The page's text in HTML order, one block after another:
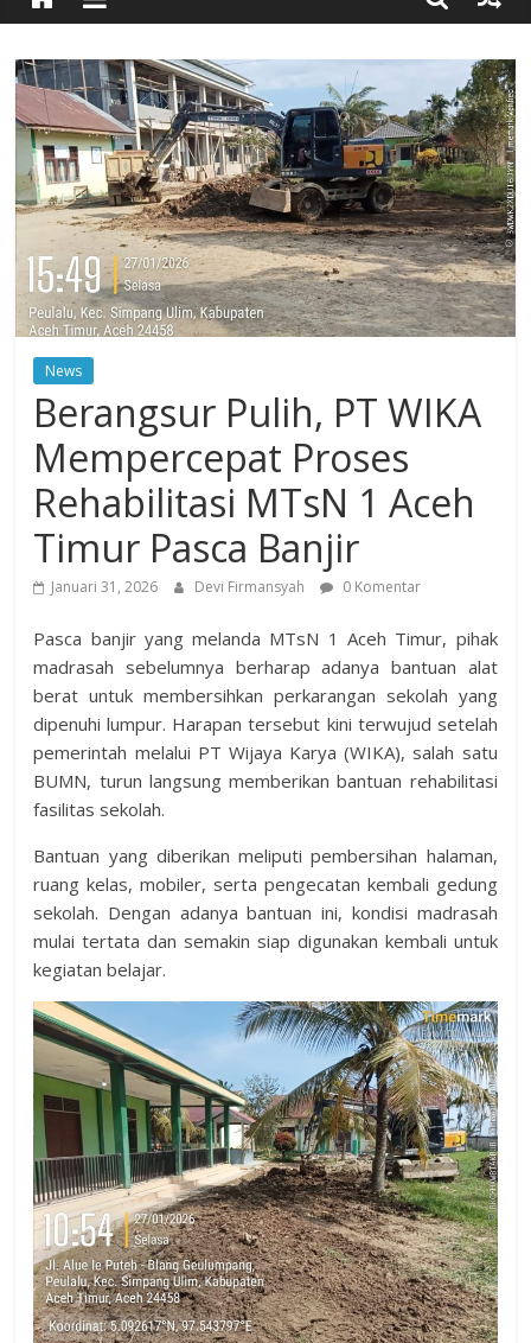
Timur
Simpang
Ulim,
Aceh
Timur
News
Berangsur Pulih, PT WIKA
Mempercepat Proses
Rehabilitasi MTsN 1 Aceh
Timur Pasca Banjir
Januari 31, 2026 Devi Firmansyah 0 Komentar
Pasca banjir yang melanda MTsN 1 Aceh Timur, pihak
madrasah sebelumnya berharap adanya bantuan alat
berat untuk membersihkan perkarangan sekolah yang
dipenuhi lumpur. Harapan tersebut kini terwujud setelah
pemerintah melalui PT Wijaya Karya (WIKA), salah satu
BUMN, turun langsung memberikan bantuan rehabilitasi
fasilitas sekolah.
Bantuan yang diberikan meliputi pembersihan halaman,
ruang kelas, mobiler, serta pengecatan kembali gedung
sekolah. Dengan adanya bantuan ini, kondisi madrasah
mulai tertata dan semakin siap digunakan kembali untuk
kegiatan belajar.